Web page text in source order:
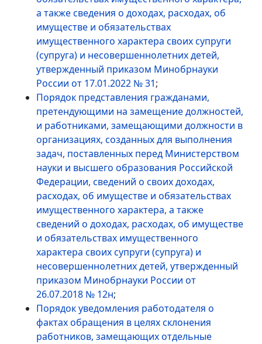
а также сведения о доходах, расходах, об
имуществе и обязательствах
имущественного характера своих супруги
(супруга) и несовершеннолетних детей,
утвержденный приказом Минобрнауки
России от 17.01.2022 № 31;
Порядок представления гражданами,
претендующими на замещение должностей,
и работниками, замещающими должности в
организациях, созданных для выполнения
задач, поставленных перед Министерством
науки и высшего образования Российской
Федерации, сведений о своих доходах,
расходах, об имуществе и обязательствах
имущественного характера, а также
сведений о доходах, расходах, об имуществе
и обязательствах имущественного
характера своих супруги (супруга) и
несовершеннолетних детей, утвержденный
приказом Минобрнауки России от
26.07.2018 № 12н;
Порядок уведомления работодателя о
фактах обращения в целях склонения
работников, замещающих отдельные